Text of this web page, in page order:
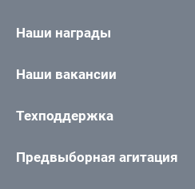
Наши награды
Наши вакансии
Техподдержка
Предвыборная агитация